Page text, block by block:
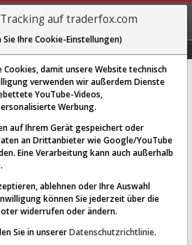
REGIS-
TRIEREN
Markets Inc.
ISIN US8926721064]
$ 0,00 %
10.08.2026 06:05 Uhr
$
/ Capital Markets
auf traderfox.com
Ihre Cookie-Einstellungen)
damit unsere Website technisch
verwenden wir außerdem Dienste
YouTube-Videos,
Werbung.
auf Ihrem Gerät gespeichert oder
an Drittanbieter wie Google/YouTube
Eine Verarbeitung kann auch außerhalb
ablehnen oder Ihre Auswahl
können Sie jederzeit über die
widerrufen oder ändern.
Sie in unsererDatenschutzrichtlinie.